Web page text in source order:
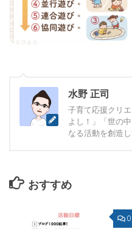
水野 正司
子育て応援クリ
よし！」「世の
なる活動を創造し
おすすめ
0